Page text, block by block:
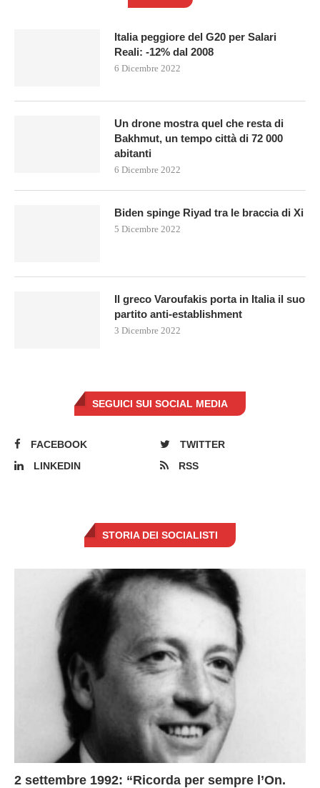
Italia peggiore del G20 per Salari
Reali: -12% dal 2008
6 Dicembre 2022
Un drone mostra quel che resta di
Bakhmut, un tempo città di 72 000
abitanti
6 Dicembre 2022
Biden spinge Riyad tra le braccia di Xi
5 Dicembre 2022
Il greco Varoufakis porta in Italia il suo
partito anti-establishment
3 Dicembre 2022
SEGUICI SUI SOCIAL MEDIA
FACEBOOK
TWITTER
LINKEDIN
RSS
STORIA DEI SOCIALISTI
2 settembre 1992: “Ricorda per sempre l’On.